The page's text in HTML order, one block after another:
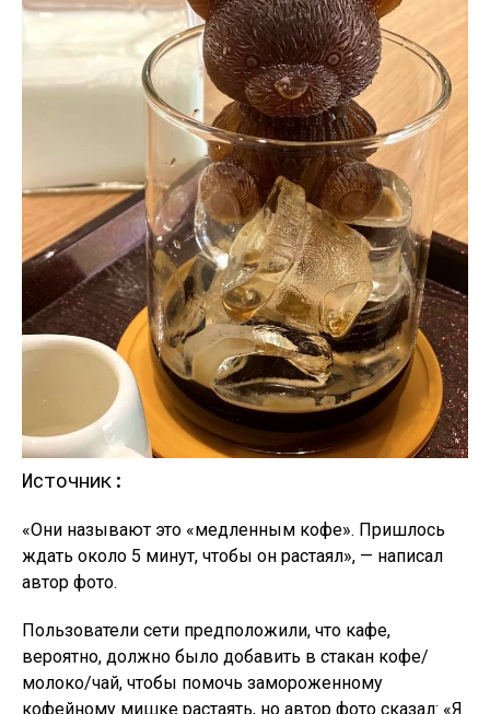
Источник:
«Они называют это «медленным кофе». Пришлось
ждать около 5 минут, чтобы он растаял», — написал
автор фото.
Пользователи сети предположили, что кафе,
вероятно, должно было добавить в стакан кофе/
молоко/чай, чтобы помочь замороженному
кофейному мишке растаять, но автор фото сказал: «Я